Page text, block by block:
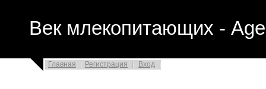
Век млекопитающих -
Главная Регистрация Вход